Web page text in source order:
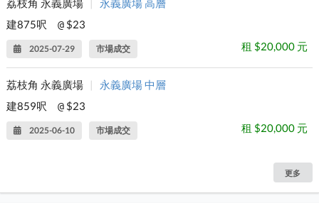
荔枝角 永義廣場
永義廣場 高層
建875呎
@ $23
2025-07-29 市場成交 租 $20,000 元
荔枝角 永義廣場
永義廣場 中層
建859呎
@ $23
2025-06-10 市場成交 租 $20,000 元
更多